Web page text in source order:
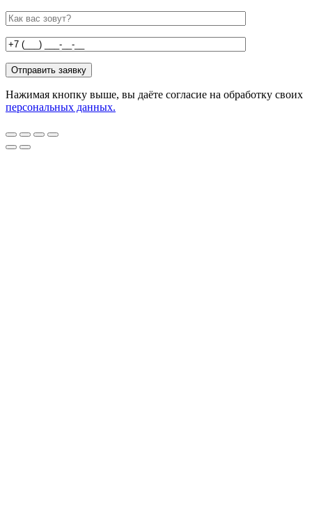
Нажимая кнопку выше, вы даёте согласие на обработку своих
персональных данных.